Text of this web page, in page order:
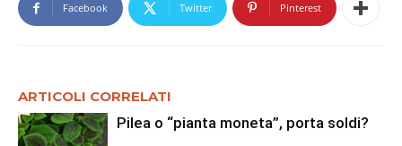
Facebook Twitter Pinterest
ARTICOLI CORRELATI
Pilea o “pianta moneta”, porta soldi?